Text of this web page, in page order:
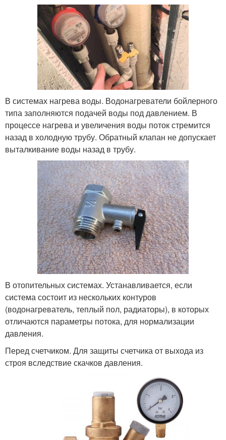
В системах нагрева воды. Водонагреватели бойлерного
типа заполняются подачей воды под давлением. В
процессе нагрева и увеличения воды поток стремится
назад в холодную трубу. Обратный клапан не допускает
выталкивание воды назад в трубу.
В отопительных системах. Устанавливается, если
система состоит из нескольких контуров
(водонагреватель, теплый пол, радиаторы), в которых
отличаются параметры потока, для нормализации
давления.
Перед счетчиком. Для защиты счетчика от выхода из
строя вследствие скачков давления.